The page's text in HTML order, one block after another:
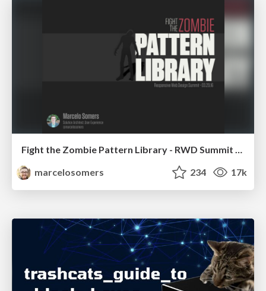
Fight the Zombie Pattern Library - RWD Summit 2016
marcelosomers
234 17k